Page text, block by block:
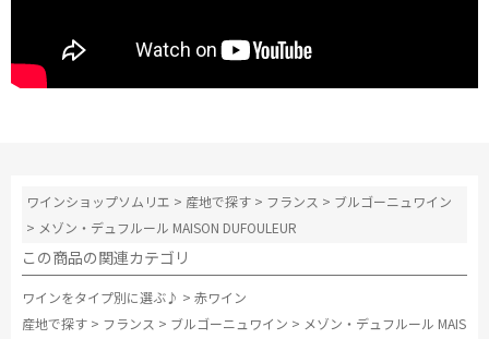
ワインショップソムリエ > 産地で探す > フランス > ブルゴーニュワイン
> メゾン・デュフルール MAISON DUFOULEUR
この商品の関連カテゴリ
ワインをタイプ別に選ぶ♪ > 赤ワイン
産地で探す > フランス > ブルゴーニュワイン > メゾン・デュフルール MAIS